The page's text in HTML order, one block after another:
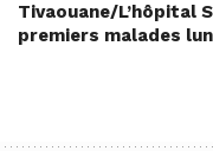
Tivaouane/L’hôpital
premiers malades